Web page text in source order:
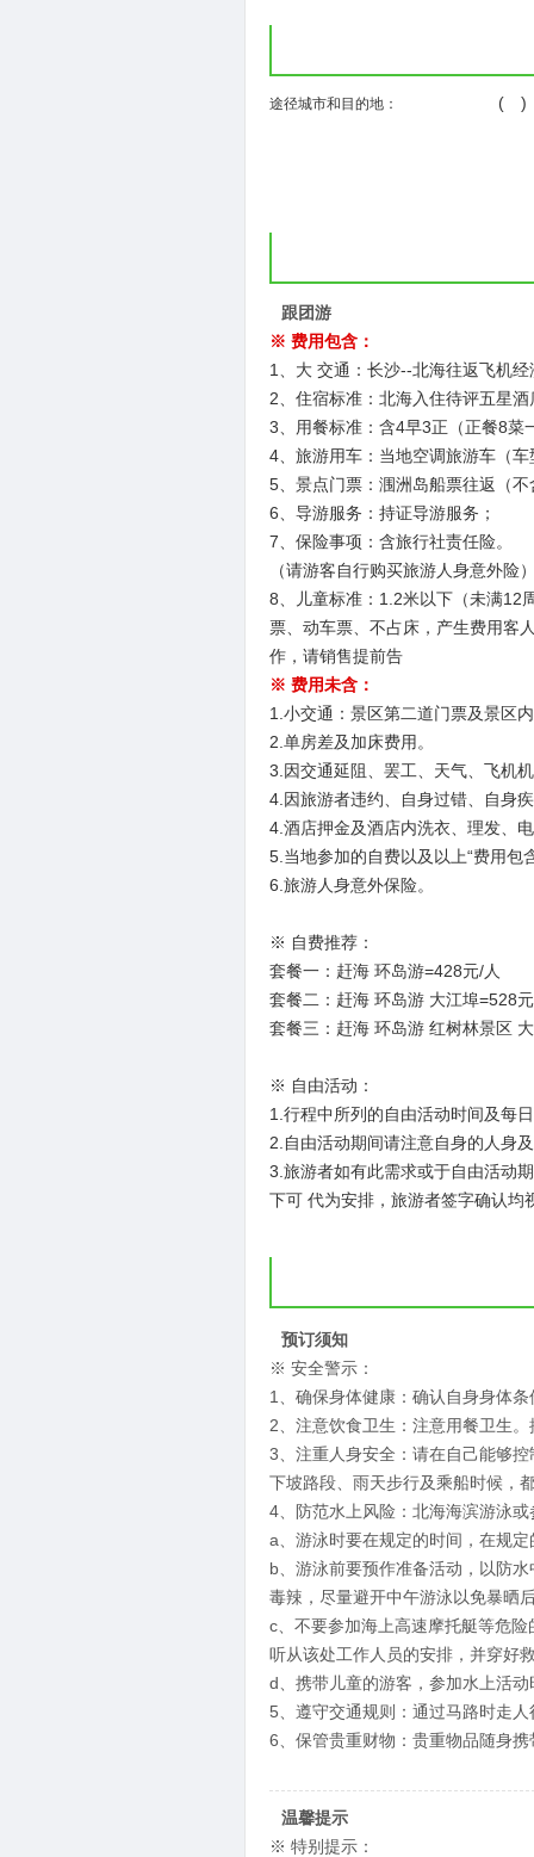
途径城市和目的地： (
跟团游
※ 费用包含：
1、大 交通：长沙--北海往返飞机
2、住宿标准：北海入住待评五星
3、用餐标准：含4早3正（正餐8菜
4、旅游用车：当地空调旅游车（
5、景点门票：涠洲岛船票往返（
6、导游服务：持证导游服务；
7、保险事项：含旅行社责任险。
（请游客自行购买旅游人身意外险
8、儿童标准：1.2米以下（未满12
票、动车票、不占床，产生费用客
作，请销售提前告
※ 费用未含：
1.小交通：景区第二道门票及景区
2.单房差及加床费用。
3.因交通延阻、罢工、天气、飞机
4.因旅游者违约、自身过错、自身
4.酒店押金及酒店内洗衣、理发、
5.当地参加的自费以及以上“费用包
6.旅游人身意外保险。
※ 自费推荐：
套餐一：赶海 环岛游=428元/人
套餐二：赶海 环岛游 大江埠=528
套餐三：赶海 环岛游 红树林景区
※ 自由活动：
1.行程中所列的自由活动时间及每
2.自由活动期间请注意自身的人身
3.旅游者如有此需求或于自由活动
下可 代为安排，旅游者签字确认均
预订须知
※ 安全警示：
1、确保身体健康：确认自身身体
2、注意饮食卫生：注意用餐卫生
3、注重人身安全：请在自己能够
下坡路段、雨天步行及乘船时候，
4、防范水上风险：北海海滨游泳
a、游泳时要在规定的时间，在规
b、游泳前要预作准备活动，以防
毒辣，尽量避开中午游泳以免暴晒
c、不要参加海上高速摩托艇等危
听从该处工作人员的安排，并穿好
d、携带儿童的游客，参加水上活
5、遵守交通规则：通过马路时走
6、保管贵重财物：贵重物品随身
温馨提示
※ 特别提示：